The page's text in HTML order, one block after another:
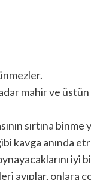
mahir ve üstün
sırtına
kavga anında
iyi
ayıplar, onlara